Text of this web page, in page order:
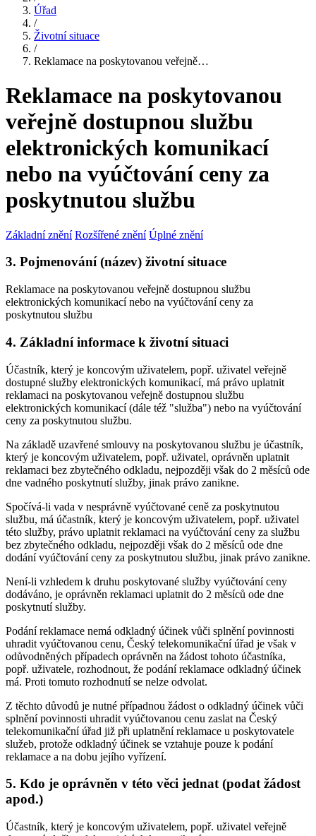
Úřad
/
Životní situace
/
Reklamace na poskytovanou veřejně…
Reklamace na poskytovanou
veřejně dostupnou službu
elektronických komunikací
nebo na vyúčtování ceny za
poskytnutou službu
Základní znění Rozšířené znění Úplné znění
3. Pojmenování (název) životní situace
Reklamace na poskytovanou veřejně dostupnou službu
elektronických komunikací nebo na vyúčtování ceny za
poskytnutou službu
4. Základní informace k životní situaci
Účastník, který je koncovým uživatelem, popř. uživatel veřejně
dostupné služby elektronických komunikací, má právo uplatnit
reklamaci na poskytovanou veřejně dostupnou službu
elektronických komunikací (dále též "služba") nebo na vyúčtování
ceny za poskytnutou službu.
Na základě uzavřené smlouvy na poskytovanou službu je účastník,
který je koncovým uživatelem, popř. uživatel, oprávněn uplatnit
reklamaci bez zbytečného odkladu, nejpozději však do 2 měsíců ode
dne vadného poskytnutí služby, jinak právo zanikne.
Spočívá-li vada v nesprávně vyúčtované ceně za poskytnutou
službu, má účastník, který je koncovým uživatelem, popř. uživatel
této služby, právo uplatnit reklamaci na vyúčtování ceny za službu
bez zbytečného odkladu, nejpozději však do 2 měsíců ode dne
dodání vyúčtování ceny za poskytnutou službu, jinak právo zanikne.
Není-li vzhledem k druhu poskytované služby vyúčtování ceny
dodáváno, je oprávněn reklamaci uplatnit do 2 měsíců ode dne
poskytnutí služby.
Podání reklamace nemá odkladný účinek vůči splnění povinnosti
uhradit vyúčtovanou cenu, Český telekomunikační úřad je však v
odůvodněných případech oprávněn na žádost tohoto účastníka,
popř. uživatele, rozhodnout, že podání reklamace odkladný účinek
má. Proti tomuto rozhodnutí se nelze odvolat.
Z těchto důvodů je nutné případnou žádost o odkladný účinek vůči
splnění povinnosti uhradit vyúčtovanou cenu zaslat na Český
telekomunikační úřad již při uplatnění reklamace u poskytovatele
služeb, protože odkladný účinek se vztahuje pouze k podání
reklamace a na dobu jejího vyřízení.
5. Kdo je oprávněn v této věci jednat (podat žádost
apod.)
Účastník, který je koncovým uživatelem, popř. uživatel veřejně